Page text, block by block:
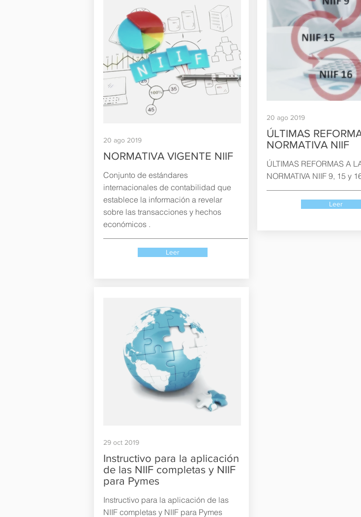
20 ago 2019
NORMATIVA VIGENTE NIIF
Conjunto de estándares
internacionales de contabilidad que
establece la información a revelar
sobre las transacciones y hechos
económicos .
Leer
20 ago 2019
ÚLTIMAS
NORMATIVA NIIF
ÚLTIMAS REFORMAS A
NORMATIVA NIIF 9, 15 y
Leer
29 oct 2019
Instructivo para la aplicación
de las NIIF completas y NIIF
para Pymes
Instructivo para la aplicación de las
NIIF completas y NIIF para Pymes